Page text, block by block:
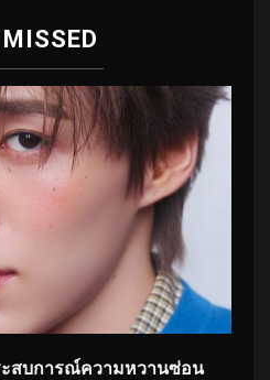
ะสบการณ์ความหวานซ่อน